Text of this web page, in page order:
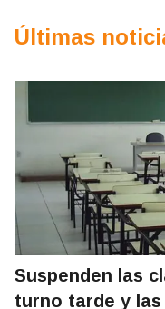
Últimas
Suspenden las
turno tarde y las